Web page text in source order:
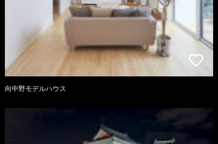
向中野モデルハウス